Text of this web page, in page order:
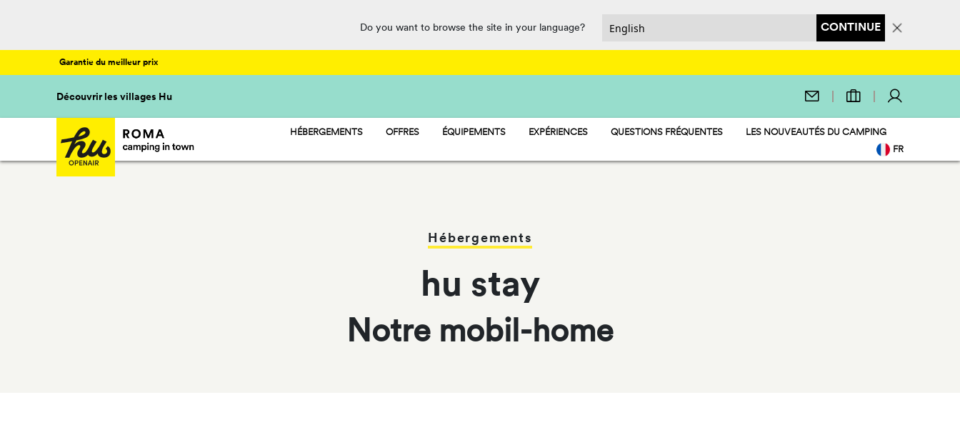
Do you want to browse the site in your language? CONTINUE
Garantie du meilleur prix
Découvrir les villages Hu
HÉBERGEMENTS OFFRES ÉQUIPEMENTS
RESTAURATION ET SUPÉRETTE
EXPÉRIENCES QUESTIONS FRÉQUENTES
LES NOUVEAUTÉS DU CAMPING
FR
Hébergements
hu stay
Notre mobil-home